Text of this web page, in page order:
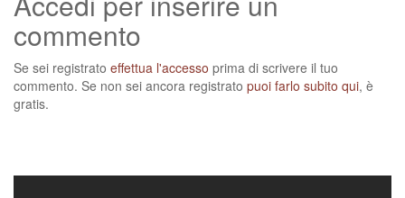
commento
Se sei registrato effettua l'accesso prima di scrivere il tuo
commento. Se non sei ancora registrato puoi farlo subito qui, è
gratis.